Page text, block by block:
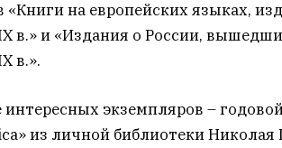
«Книги на европейских языках,
в.» и «Издания о России,
в.».
интересных экземпляров –
из личной библиотеки